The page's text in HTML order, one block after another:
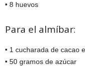
• 8 huevos
Para el almíbar:
• 1 cucharada de cacao
• 50 gramos de azúcar